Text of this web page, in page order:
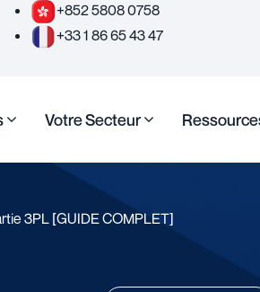
+852 5808 0758
+33 1 86 65 43 47
Votre Secteur
3PL [GUIDE COMPLET]